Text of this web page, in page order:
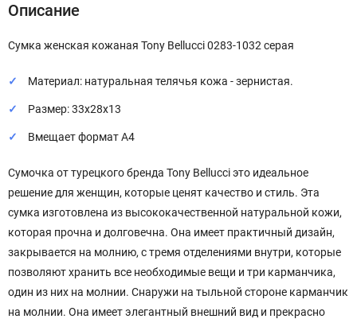
Описание
Сумка женская кожаная Tony Bellucci 0283-1032 серая
Материал: натуральная телячья кожа - зернистая.
Размер: 33х28х13
Вмещает формат А4
Сумочка от турецкого бренда Tony Bellucci это идеальное
решение для женщин, которые ценят качество и стиль. Эта
сумка изготовлена из высококачественной натуральной кожи,
которая прочна и долговечна. Она имеет практичный дизайн,
закрывается на молнию, с тремя отделениями внутри, которые
позволяют хранить все необходимые вещи и три карманчика,
один из них на молнии. Снаружи на тыльной стороне карманчик
на молнии. Она имеет элегантный внешний вид и прекрасно